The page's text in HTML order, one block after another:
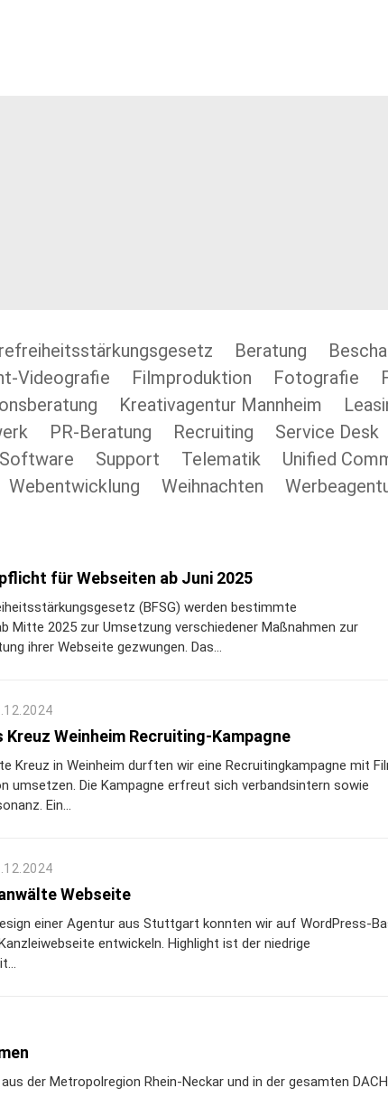
Beratung
Videografie Filmproduktion Fotografie
Kreativagentur Mannheim
PR-Beratung Recruiting Service Desk
Software Support Telematik Unified
Webentwicklung Weihnachten
für Webseiten ab Juni 2025
(BFSG) werden bestimmte
Mitte 2025 zur Umsetzung verschiedener Maßnahmen zur
ihrer Webseite gezwungen. Das...
Weinheim Recruiting-Kampagne
Kreuz in Weinheim durften wir eine Recruitingkampagne mit
umsetzen. Die Kampagne erfreut sich verbandsintern sowie
Ein...
Webseite
einer Agentur aus Stuttgart konnten wir auf WordPress-
entwickeln. Highlight ist der niedrige
der Metropolregion Rhein-Neckar und in der gesamten